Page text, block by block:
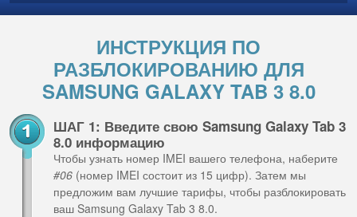
ИНСТРУКЦИЯ ПО
РАЗБЛОКИРОВАНИЮ ДЛЯ
SAMSUNG GALAXY TAB 3 8.0
ШАГ 1: Введите свою Samsung Galaxy Tab 3
8.0 информацию
Чтобы узнать номер IMEI вашего телефона, наберите
#06 (номер IMEI состоит из 15 цифр). Затем мы
предложим вам лучшие тарифы, чтобы разблокировать
ваш Samsung Galaxy Tab 3 8.0.